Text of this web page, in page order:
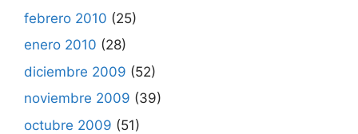
febrero 2010 (25)
enero 2010 (28)
diciembre 2009 (52)
noviembre 2009 (39)
octubre 2009 (51)